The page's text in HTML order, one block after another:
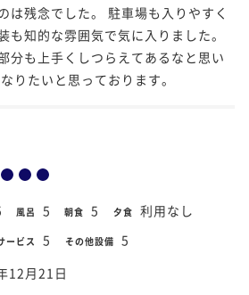
は残念でした。 駐車場も入りやすく
も知的な雰囲気で気に入りました。
分も上手くしつらえてあるなと思い
りたいと思っております。
風呂 5 朝食 5 夕食 利用なし
ービス 5 その他設備 5
12月21日